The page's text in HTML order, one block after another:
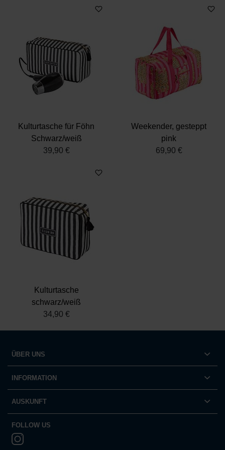
Kulturtasche für Föhn
Schwarz/weiß
39,90 €
Weekender, gesteppt
pink
69,90 €
Kulturtasche
schwarz/weiß
34,90 €
ÜBER UNS
INFORMATION
AUSKUNFT
FOLLOW US